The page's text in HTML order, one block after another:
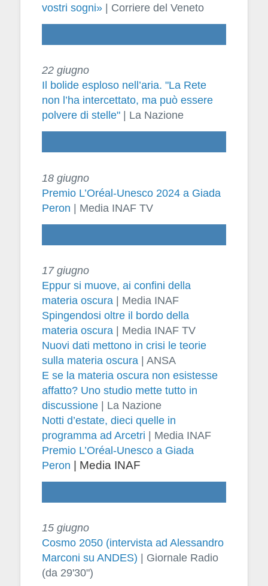
vostri sogni» | Corriere del Veneto
22 giugno
Il bolide esploso nell’aria. "La Rete
non l’ha intercettato, ma può essere
polvere di stelle"| La Nazione
18 giugno
Premio L’Oréal-Unesco 2024 a Giada
Peron | Media INAF TV
17 giugno
Eppur si muove, ai confini della
materia oscura | Media INAF
Spingendosi oltre il bordo della
materia oscura | Media INAF TV
Nuovi dati mettono in crisi le teorie
sulla materia oscura | ANSA
E se la materia oscura non esistesse
affatto? Uno studio mette tutto in
discussione| La Nazione
Notti d’estate, dieci quelle in
programma ad Arcetri | Media INAF
Premio L’Oréal-Unesco a Giada
Peron
| Media INAF
15 giugno
Cosmo 2050 (intervista ad Alessandro
Marconi su ANDES) | Giornale Radio
(da 29'30")